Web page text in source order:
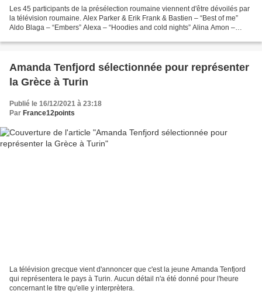
Les 45 participants de la présélection roumaine viennent d'être dévoilés par
la télévision roumaine. Alex Parker & Erik Frank & Bastien – “Best of me”
Aldo Blaga – “Embers” Alexa – “Hoodies and cold nights” Alina Amon –
Amanda Tenfjord sélectionnée pour représenter
la Grèce à Turin
Publié le 16/12/2021 à 23:18
Par France12points
La télévision grecque vient d'annoncer que c'est la jeune Amanda Tenfjord
qui représentera le pays à Turin. Aucun détail n'a été donné pour l'heure
concernant le titre qu'elle y interprètera.